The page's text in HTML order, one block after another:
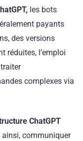
les bots
payants
des versions
réduites, l’emploi
complexes via
ChatGPT
ainsi, communiquer